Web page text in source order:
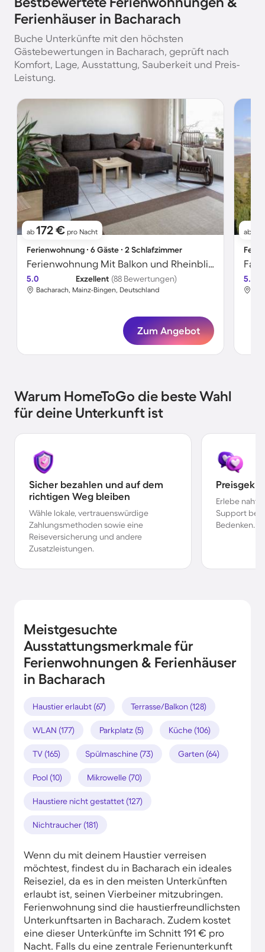
Ferienhäuser in Bacharach
Buche Unterkünfte mit den höchsten
Gästebewertungen in Bacharach, geprüft nach
Komfort, Lage, Ausstattung, Sauberkeit und Preis-
Leistung.
ab 172 € pro Nacht
Ferienwohnung ∙ 6 Gäste ∙ 2 Schlafzimmer
Ferienwohnung Mit Balkon und Rheinblick
5.0 Exzellent (88 Bewertungen)
Bacharach, Mainz-Bingen, Deutschland
Zum Angebot
ab
5.0
Warum HomeToGo die beste Wahl
für deine Unterkunft ist
Sicher bezahlen und auf dem
richtigen Weg bleiben
Wähle lokale, vertrauenswürdige
Zahlungsmethoden sowie eine
Reiseversicherung und andere
Zusatzleistungen.
Erlebe
Support bei
Bedenken.
Meistgesuchte
Ausstattungsmerkmale für
Ferienwohnungen & Ferienhäuser
in Bacharach
Haustier erlaubt (67) Terrasse/Balkon (128)
WLAN (177) Parkplatz (5) Küche (106)
TV (165) Spülmaschine (73) Garten (64)
Pool (10) Mikrowelle (70)
Haustiere nicht gestattet (127)
Nichtraucher (181)
Wenn du mit deinem Haustier verreisen
möchtest, findest du in Bacharach ein ideales
Reiseziel, da es in den meisten Unterkünften
erlaubt ist, seinen Vierbeiner mitzubringen.
Ferienwohnung sind die haustierfreundlichsten
Unterkunftsarten in Bacharach. Zudem kostet
eine dieser Unterkünfte im Schnitt 191 € pro
Nacht. Falls du eine zentrale Ferienunterkunft